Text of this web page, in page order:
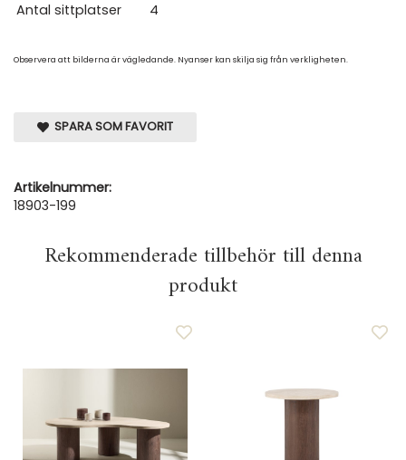
Antal sittplatser
4
Observera att bilderna är vägledande. Nyanser kan skilja sig från verkligheten.
SPARA SOM FAVORIT
Artikelnummer:
18903-199
Rekommenderade tillbehör till denna
produkt